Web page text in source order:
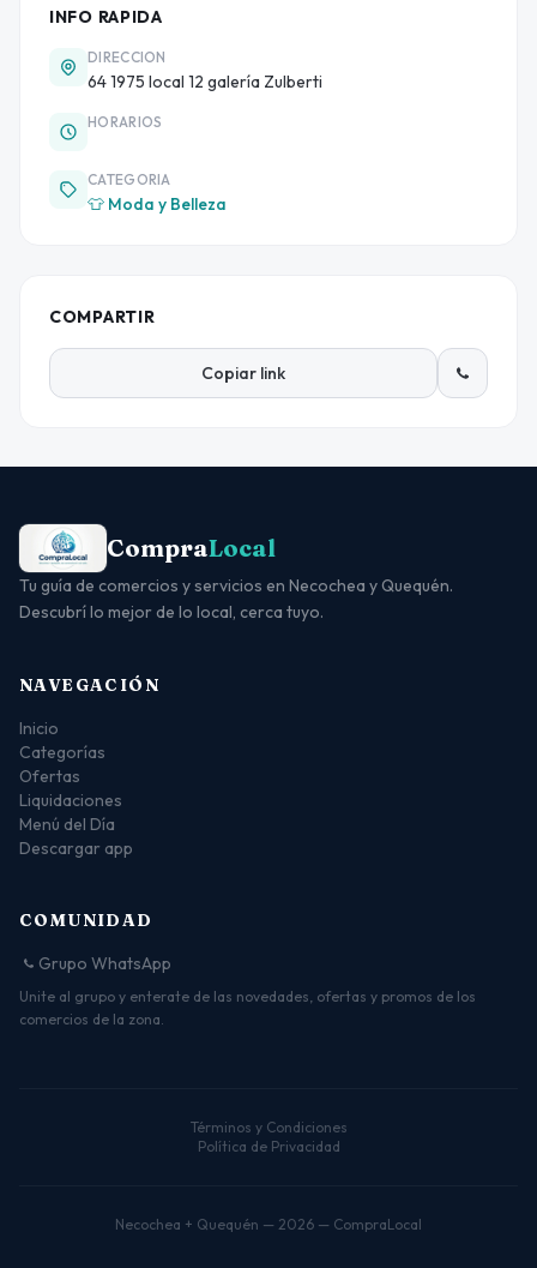
INFO RAPIDA
DIRECCION
64 1975 local 12 galería Zulberti
HORARIOS
CATEGORIA
👕 Moda y Belleza
COMPARTIR
Copiar link
CompraLocal
Tu guía de comercios y servicios en Necochea y Quequén.
Descubrí lo mejor de lo local, cerca tuyo.
NAVEGACIÓN
Inicio
Categorías
Ofertas
Liquidaciones
Menú del Día
Descargar app
COMUNIDAD
Grupo WhatsApp
Unite al grupo y enterate de las novedades, ofertas y promos de los
comercios de la zona.
Términos y Condiciones
Política de Privacidad
Necochea + Quequén — 2026 — CompraLocal